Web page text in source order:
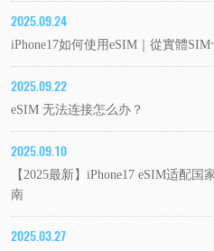
2025.09.24
iPhone17如何使用eSIM｜從實體
2025.09.22
eSIM 无法连接怎么办？
2025.09.10
【2025最新】iPhone17 eSIM适配
南
2025.03.27